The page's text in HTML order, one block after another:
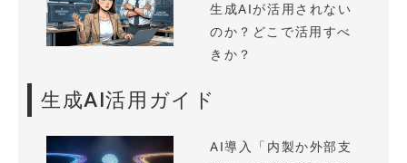
生成AIが活用されない
のか？どこで活用すべ
きか？
生成AI活用ガイド
AI導入「内製か外部支